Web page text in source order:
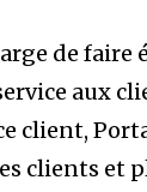
de
aux
client,
clients et